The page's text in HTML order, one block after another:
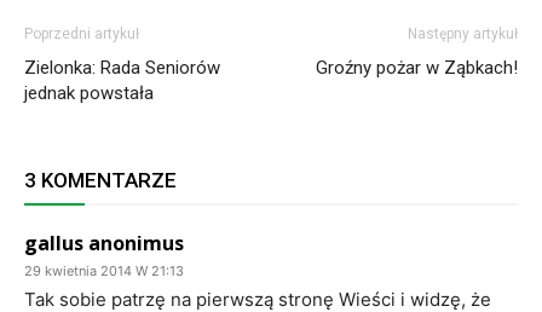
Poprzedni artykuł
Zielonka: Rada Seniorów
jednak powstała
Następny artykuł
Groźny pożar w Ząbkach!
3 KOMENTARZE
gallus anonimus
29 kwietnia 2014 W 21:13
Tak sobie patrzę na pierwszą stronę Wieści i widzę, że